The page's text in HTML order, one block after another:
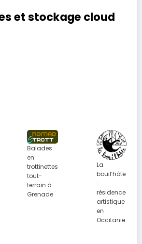
et stockage cloud
Balades
en
trottinettes
tout-
terrain à
Grenade
La
bouil’hôte
:
résidence
artistique
en
Occitanie.